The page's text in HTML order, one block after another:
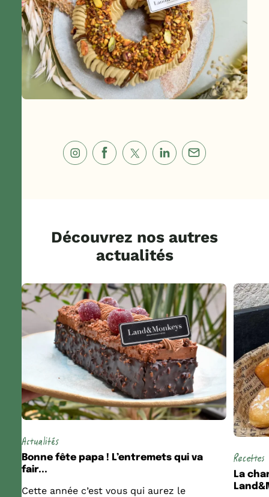
Découvrez nos autres
actualités
Actualités
Bonne fête papa ! L’entremets qui va
fair...
Cette année c’est vous qui aurez le
Recettes
La